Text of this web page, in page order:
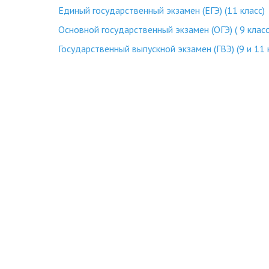
Единый государственный экзамен (ЕГЭ) (11 класс)
Основной государственный экзамен (ОГЭ) ( 9
Государственный выпускной экзамен (ГВЭ) (9 и 11